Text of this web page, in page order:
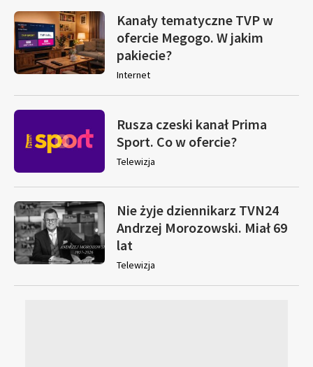
Kanały tematyczne TVP w
ofercie Megogo. W jakim
pakiecie?
Internet
Rusza czeski kanał Prima
Sport. Co w ofercie?
Telewizja
Nie żyje dziennikarz TVN24
Andrzej Morozowski. Miał 69
lat
Telewizja